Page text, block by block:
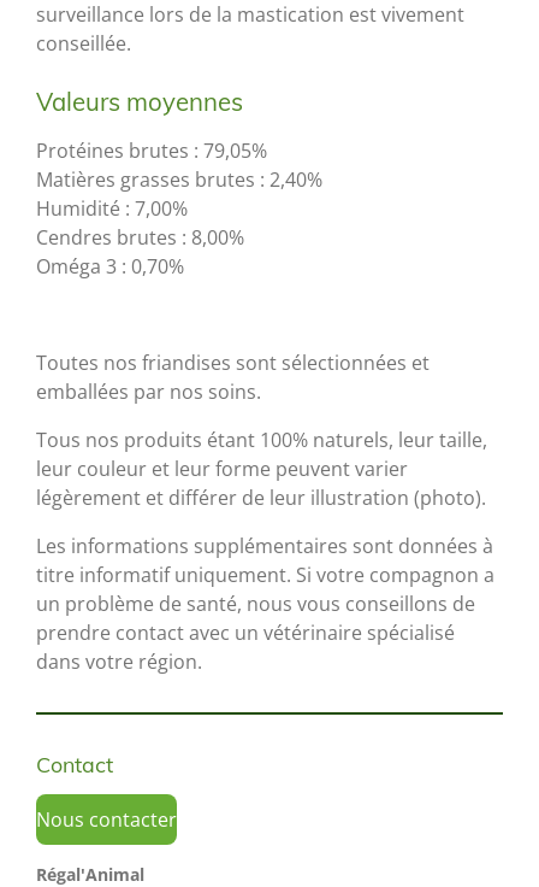
surveillance lors de la mastication est vivement
conseillée.
Valeurs moyennes
Protéines brutes : 79,05%
Matières grasses brutes : 2,40%
Humidité : 7,00%
Cendres brutes : 8,00%
Oméga 3 : 0,70%
Toutes nos friandises sont sélectionnées et
emballées par nos soins.
Tous nos produits étant 100% naturels, leur taille,
leur couleur et leur forme peuvent varier
légèrement et différer de leur illustration (photo).
Les informations supplémentaires sont données à
titre informatif uniquement. Si votre compagnon a
un problème de santé, nous vous conseillons de
prendre contact avec un vétérinaire spécialisé
dans votre région.
Contact
Nous contacter
Régal'Animal